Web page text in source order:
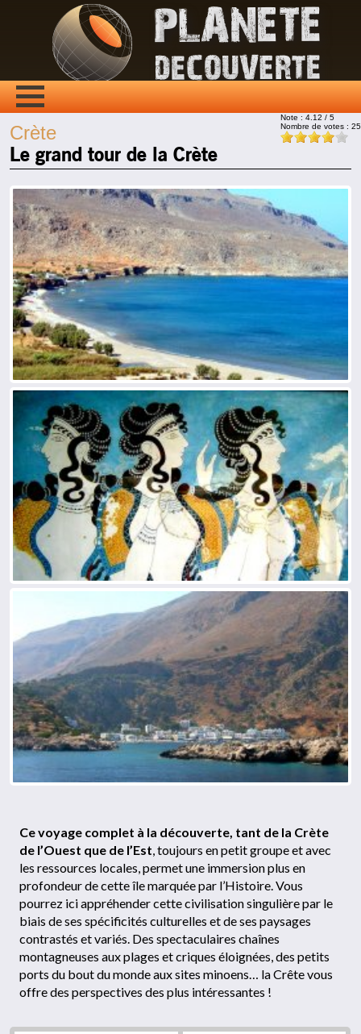
Crète
Le grand tour de la Crète
Note : 4.12 / 5
Nombre de votes : 25
Ce voyage complet à la découverte, tant de la Crète
de l’Ouest que de l’Est, toujours en petit groupe et avec
les ressources locales, permet une immersion plus en
profondeur de cette île marquée par l’Histoire. Vous
pourrez ici appréhender cette civilisation singulière par le
biais de ses spécificités culturelles et de ses paysages
contrastés et variés. Des spectaculaires chaînes
montagneuses aux plages et criques éloignées, des petits
ports du bout du monde aux sites minoens… la Crête vous
offre des perspectives des plus intéressantes !